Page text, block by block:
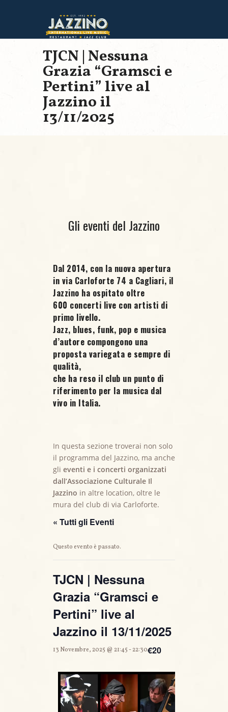
TJCN | Nessuna
Grazia “Gramsci e
Pertini” live al
Jazzino il
13/11/2025
Gli eventi del Jazzino
Dal 2014, con la nuova apertura
in via Carloforte 74 a Cagliari, il
Jazzino ha ospitato oltre
600 concerti live con artisti di
primo livello.
Jazz, blues, funk, pop e musica
d’autore compongono una
proposta variegata e sempre di
qualità,
che ha reso il club un punto di
riferimento per la musica dal
vivo in Italia.
In questa sezione troverai non solo
il programma del Jazzino, ma anche
gli eventi e i concerti organizzati
dall’Associazione Culturale Il
Jazzino in altre location, oltre le
mura del club di via Carloforte.
« Tutti gli Eventi
Questo evento è passato.
TJCN | Nessuna
Grazia “Gramsci e
Pertini” live al
Jazzino il 13/11/2025
13 Novembre, 2025 @ 21:45-22:30€20